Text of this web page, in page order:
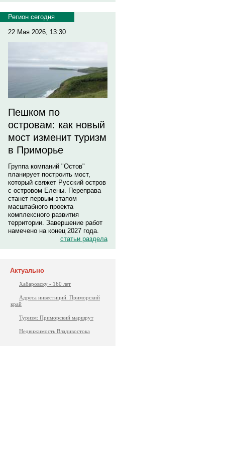
Регион сегодня
22 Мая 2026, 13:30
Пешком по
островам: как новый
мост изменит туризм
в Приморье
Группа компаний "Остов"
планирует построить мост,
который свяжет Русский остров
с островом Елены. Переправа
станет первым этапом
масштабного проекта
комплексного развития
территории. Завершение работ
намечено на конец 2027 года.
статьи раздела
Актуально
Хабаровску - 160 лет
Адреса инвестиций. Приморский
край
Туризм: Приморский маршрут
Недвижимость Владивостока